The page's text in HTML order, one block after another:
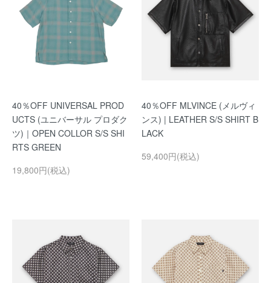
40％OFF UNIVERSAL PROD
UCTS (ユニバーサル プロダク
ツ)｜OPEN COLLOR S/S SHI
RTS GREEN
19,800円(税込)
40％OFF MLVINCE (メルヴィ
ンス) | LEATHER S/S SHIRT B
LACK
59,400円(税込)